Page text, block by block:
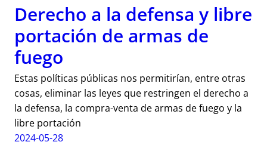
Derecho a la defensa y libre
portación de armas de
fuego
Estas políticas públicas nos permitirían, entre otras
cosas, eliminar las leyes que restringen el derecho a
la defensa, la compra-venta de armas de fuego y la
libre portación
2024-05-28